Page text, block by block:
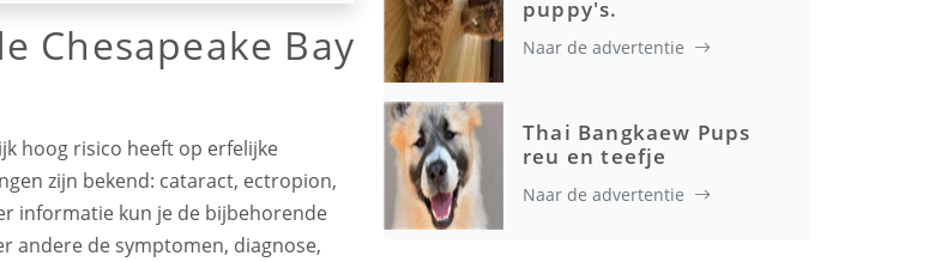
Chesapeake Bay
hoog risico heeft op erfelijke
zijn bekend: cataract, ectropion,
informatie kun je de bijbehorende
andere de symptomen, diagnose,
puppy's.
Naar de advertentie
Thai Bangkaew Pups
reu en teefje
Naar de advertentie